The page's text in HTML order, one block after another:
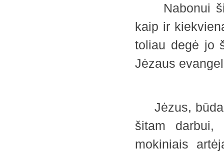
Nabonui
kaip ir
toliau degė jo
Jėzaus
Jėzus,
šitam
mokiniais